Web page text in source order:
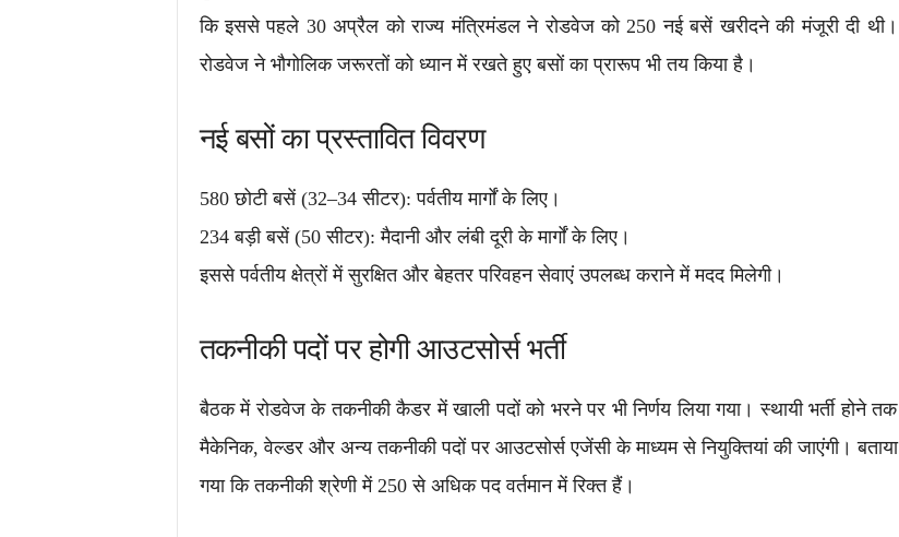
कि इससे पहले 30 अप्रैल को राज्य मंत्रिमंडल ने रोडवेज को 250 नई बसें खरीदने की मंजूरी दी थी।
रोडवेज ने भौगोलिक जरूरतों को ध्यान में रखते हुए बसों का प्रारूप भी तय किया है।
नई बसों का प्रस्तावित विवरण
580 छोटी बसें (32–34 सीटर): पर्वतीय मार्गों के लिए।
234 बड़ी बसें (50 सीटर): मैदानी और लंबी दूरी के मार्गों के लिए।
इससे पर्वतीय क्षेत्रों में सुरक्षित और बेहतर परिवहन सेवाएं उपलब्ध कराने में मदद मिलेगी।
तकनीकी पदों पर होगी आउटसोर्स भर्ती
बैठक में रोडवेज के तकनीकी कैडर में खाली पदों को भरने पर भी निर्णय लिया गया। स्थायी भर्ती होने तक
मैकेनिक, वेल्डर और अन्य तकनीकी पदों पर आउटसोर्स एजेंसी के माध्यम से नियुक्तियां की जाएंगी। बताया
गया कि तकनीकी श्रेणी में 250 से अधिक पद वर्तमान में रिक्त हैं।